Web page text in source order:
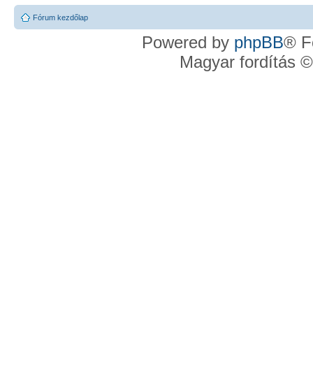
Fórum kezdőlap
Powered by phpBB®
Magyar fordítás